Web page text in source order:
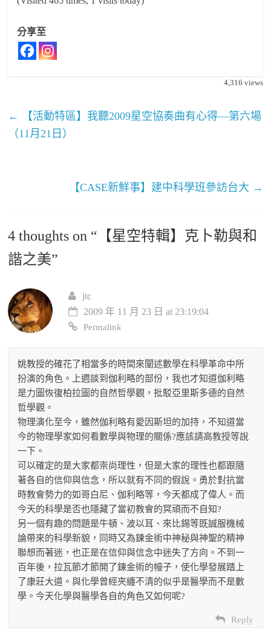
分享至
4,316 views
←
【活動特區】我聽2009星空協奏曲有心得—第六場
（11月21日）
【CASE新鮮事】建中科學班參訪台大 →
4 thoughts on “ 【星空特輯】克卜勒與和
諧之美”
jtc
2009 年 11 月 23 日 at 23:19:04
Permalink
姚教授的確花了相當多的時間來闡述數學在科學革命中所
扮演的角色。上週談到伽利略的部份，我也才知道伽利略
是力圖恢復柏拉圖的自然哲學觀，批駁亞里斯多德的自然
哲學觀。
物理演化至今，雖然伽利略有愛因斯坦的加持，不知道當
今的物理學家如何看數學與物理的關係?應該請高教授等說
一下。
可以確定的是大家都崇尚理性，但是大家的理性也都跟隨
著各自的信仰與信念，所以就有不同的假說。勇於對抗當
時教會勢力的如哥白尼、伽利略等，今天都成了偉人。而
今天的科學是否也隱藏了當初教會的冥頑而不自知?
另一個有趣的問題是牛頓、波以耳、來比錫等既誠服機械
論帶來的科學新貌，同時又為鍊金術中神秘與神聖的精神
聯想而著迷，也正是在信仰與信念中迷失了方向。不到一
百年後，拉瓦節才節開了鍊金術的幔子，使化學發展踏上
了康莊大道。與化學曾經夾纏不清的似乎是醫學而不是數
學。今天化學與醫學各自的角色又如何呢?
Reply